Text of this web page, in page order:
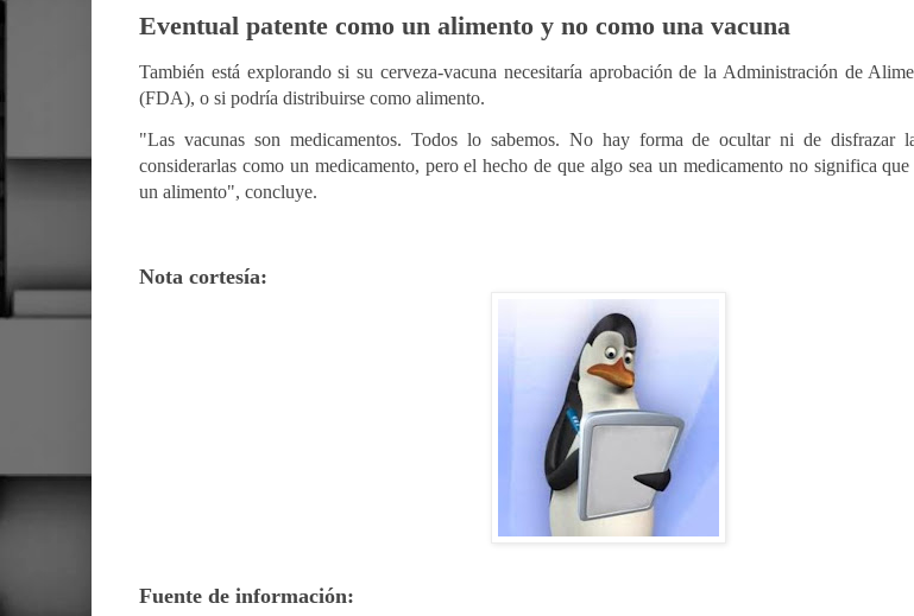
Eventual patente como un alimento y no como una vacuna
También está explorando si su cerveza-vacuna necesitaría aprobación de la Administración de
(FDA), o si podría distribuirse como alimento.
"Las vacunas son medicamentos. Todos lo sabemos. No hay forma de ocultar ni de disfrazar
considerarlas como un medicamento, pero el hecho de que algo sea un medicamento no significa
un alimento", concluye.
Nota cortesía:
Fuente de información: